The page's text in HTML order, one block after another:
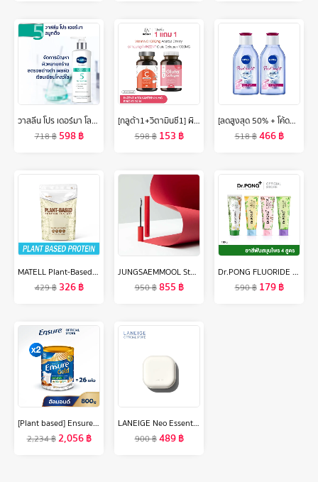
วาสลีน โปร เดอร์มา โลชั่น บอดี้แอมพูล เข้มข้นเหมือนเซรั่มผิวหน้า 250 มล. Vaseline Proderma Body Lotion 250 ml.
718฿ 598฿
[กลูต้า1+วิตามินซี1] ผิวเนียน+ป้องกันUV เสริมภูมิ ดูแลผิว ปรับผิวกระจ่างใส ผิว ใส อินเซ้นส์ INZENT ส่งฟรี
598฿ 153 ฿
[ลดสูงสุด 50% + โค้ดลดเพิ่ม 20%]นีเวีย ไมเซล่า เช็ดเครื่องสำอาง เพิร์ลไบรท์ 400 มล. 2 ชิ้น NIVEA
518฿466฿
MATELL Plant-Based Protein Isolate แพลนต์เบสด์ ไอโซเลท โปรตีนพืช 7 ชนิด Non Whey เวย์ 908g
429฿ 326฿
JUNGSAEMMOOL Style Up Lash Mascara 7g จองแซมมุล สไตล์ อัพ ลาช มาสคาร่า
950฿855 ฿
Dr.PONG FLUORIDE TOOTHPASTE ยาสีฟันสมุนไพร 4 สูตร
590฿ 179฿
[Plant based] Ensure Gold เอนชัวร์ โกลด์ กลิ่นอัลมอนด์ สูตรโปรตีนธัญพืช 800g 2 กระป๋อง Ensure Gold Plant Based 800gx2
2,234฿2,056฿
LANEIGE Neo Essential Blurring Finish Powder 7g แป้งฝุ่นเซ็ตเมคอัพ ช่วยเบลอผิวและปรับผิวให้เรียบเนียน
900฿489฿